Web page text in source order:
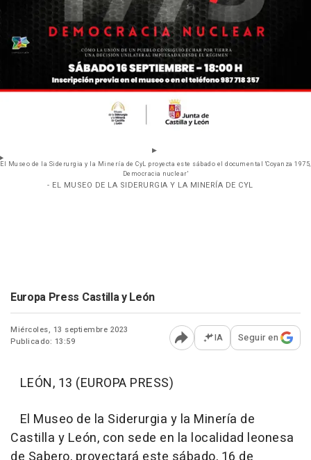
El Museo de la Siderurgia y la Minería de CyL proyecta este sábado el documental 'Coyanza 1975,
Democracia nuclear'
- EL MUSEO DE LA SIDERURGIA Y LA MINERÍA DE CYL
Europa Press Castilla y León
Miércoles, 13 septiembre 2023
Publicado: 13:59
Abrir opciones para
IA Seguir en
LEÓN, 13 (EUROPA PRESS)
El Museo de la Siderurgia y la Minería de
Castilla y León, con sede en la localidad leonesa